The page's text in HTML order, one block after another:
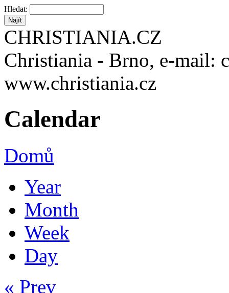
Hledat:
CHRISTIANIA.CZ
Christiania - Brno, e-mail:
www.christiania.cz
Calendar
Domů
Year
Month
Week
Day
« Prev